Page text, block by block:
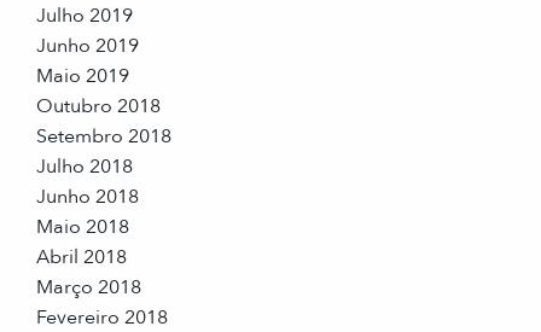
Julho 2019
Junho 2019
Maio 2019
Outubro 2018
Setembro 2018
Julho 2018
Junho 2018
Maio 2018
Abril 2018
Março 2018
Fevereiro 2018